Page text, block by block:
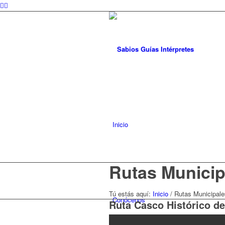
Inicio
Conócenos
Rutas
Tú estás aquí: Inicio / Rutas
Ruta Casco Histórico